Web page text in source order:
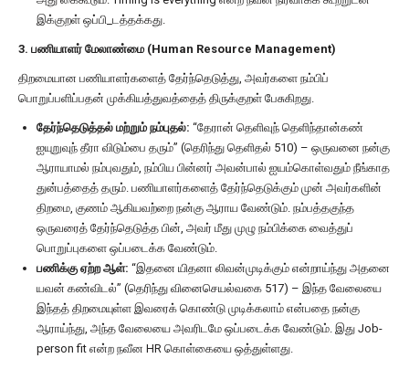
இக்குறள் ஒப்பி_டத்தக்கது.
3. பணியாளர் மேலாண்மை (Human Resource Management)
திறமையான பணியாளர்களைத் தேர்ந்தெடுத்து, அவர்களை நம்பிப்
பொறுப்பளிப்பதன் முக்கியத்துவத்தைத் திருக்குறள் பேசுகிறது.
தேர்ந்தெடுத்தல் மற்றும் நம்புதல்: “தேரான் தெளிவுந் தெளிந்தான்கண்
ஐயுறுவுந் தீரா விடும்பை தரும்” (தெரிந்து தெளிதல் 510) – ஒருவனை நன்கு
ஆராயாமல் நம்புவதும், நம்பிய பின்னர் அவன்பால் ஐயம்கொள்வதும் நீங்காத
துன்பத்தைத் தரும். பணியாளர்களைத் தேர்ந்தெடுக்கும் முன் அவர்களின்
திறமை, குணம் ஆகியவற்றை நன்கு ஆராய வேண்டும். நம்பத்தகுந்த
ஒருவரைத் தேர்ந்தெடுத்த பின், அவர் மீது முழு நம்பிக்கை வைத்துப்
பொறுப்புகளை ஒப்படைக்க வேண்டும்.
பணிக்கு ஏற்ற ஆள்: “இதனை யிதனா லிவன்முடிக்கும் என்றாய்ந்து அதனை
யவன் கண்விடல்” (தெரிந்து வினைசெயல்வகை 517) – இந்த வேலையை
இந்தத் திறமையுள்ள இவரைக் கொண்டு முடிக்கலாம் என்பதை நன்கு
ஆராய்ந்து, அந்த வேலையை அவரிடமே ஒப்படைக்க வேண்டும். இது Job-
person fit என்ற நவீன HR கொள்கையை ஒத்துள்ளது.